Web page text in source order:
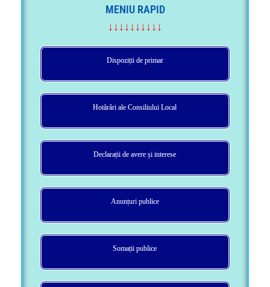
MENIU RAPID
↓↓↓↓↓↓↓↓↓↓
Dispoziții de primar
Hotărâri ale Consiliului Local
Declarații de avere și interese
Anunțuri publice
Somații publice